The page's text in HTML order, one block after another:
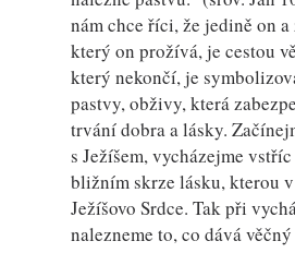
nám chce říci, že jedině on
který on prožívá, je cestou
který nekončí, je
pastvy, obživy, která
trvání dobra a lásky.
s Ježíšem, vycházejme
bližním skrze lásku, kterou v
Ježíšovo Srdce. Tak při
nalezneme to, co dává